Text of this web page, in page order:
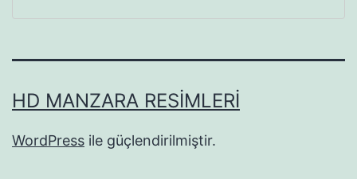
HD MANZARA RESIMLERI
WordPress ile güçlendirilmiştir.